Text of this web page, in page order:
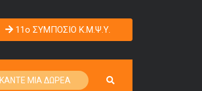
11o ΣΥΜΠΟΣΙΟ Κ.Μ.Ψ.Υ.
ΚΑΝΤΕ ΜΙΑ ΔΩΡΕΑ